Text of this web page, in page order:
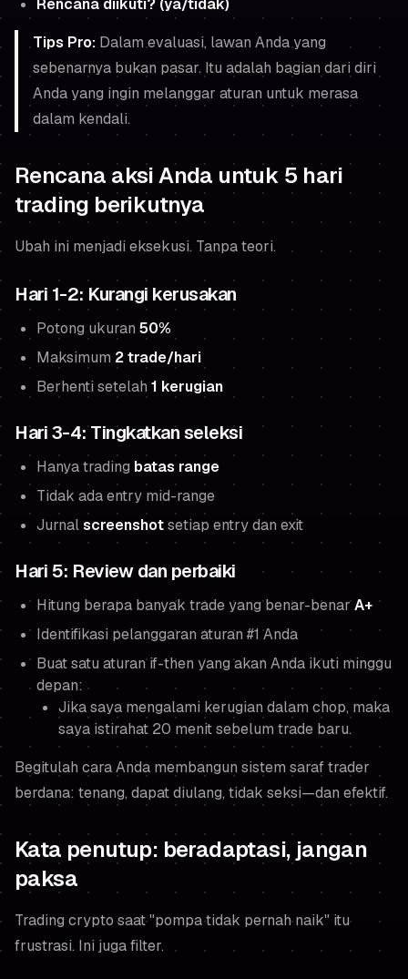
Rencana diikuti? (ya/tidak)
Tips Pro: Dalam evaluasi, lawan Anda yang
sebenarnya bukan pasar. Itu adalah bagian dari diri
Anda yang ingin melanggar aturan untuk merasa
dalam kendali.
Rencana aksi Anda untuk 5 hari
trading berikutnya
Ubah ini menjadi eksekusi. Tanpa teori.
Hari 1-2: Kurangi kerusakan
Potong ukuran 50%
Maksimum 2 trade/hari
Berhenti setelah 1 kerugian
Hari 3-4: Tingkatkan seleksi
Hanya trading batas range
Tidak ada entry mid-range
Jurnalscreenshotsetiap entry dan exit
Hari 5: Review dan perbaiki
Hitung berapa banyak trade yang benar-benarA+
Identifikasi pelanggaran aturan #1 Anda
Buat satu aturan if-then yang akan Anda ikuti minggu
depan:
Jika saya mengalami kerugian dalam chop, maka
saya istirahat 20 menit sebelum trade baru.
Begitulah cara Anda membangun sistem saraf trader
berdana: tenang, dapat diulang, tidak seksi—dan efektif.
Kata penutup: beradaptasi, jangan
paksa
Trading crypto saat "pompa tidak pernah naik" itu
frustrasi. Ini juga filter.